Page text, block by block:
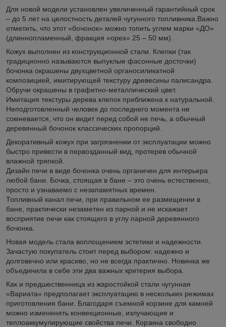
Для новой модели установлен увеличенный гарантийный срок
– до 5 лет на целостность деталей чугунного топливника.Важно
отметить, что этот «бочонок» можно топить углем марки «ДО»
(длиннопламенный, фракция «орех» 25 – 50 мм).
Кожух выполнен из конструкционной стали. Клепки (так
традиционно называются выпуклые фасонные досточки)
бочонка окрашены двухцветной органосиликатной
композицией, имитирующей текстуру древесины палисандра.
Обручи окрашены в графитно-металлический цвет.
Имитация текстуры дерева клепок приближена к натуральной.
Неподготовленный человек до последнего момента не
сомневается, что он видит перед собой не печь, а обычный
деревянный бочонок классических пропорций.
Декоративный кожух при загрязнении от эксплуатации можно
быстро привести в первозданный вид, протерев обычной
влажной тряпкой.
Дизайн печи в виде бочонка очень органичен для интерьера
любой бани. Бочка, стоящая в бане – это очень естественно,
просто и узнаваемо с незапамятных времен.
Топливный канал печи, при правильном ее размещении в
бане, практически незаметен из парной и не искажает
восприятие печи как стоящего в углу парной деревянного
бочонка.
Новая модель стала воплощением эстетики и надежности.
Зачастую покупатель стоит перед выбором: надежно и
долговечно или красиво, но не всегда практично. Новинка же
объединила в себе эти два важных критерия выбора.
Как и предшественница из жаростойкой стали чугунная
«Вариата» предполагает эксплуатацию в нескольких режимах
приготовления бани. Благодаря съемной корзине для камней
можно измененять конвекционные, излучающие и
теплоаккумулирующие свойства печи. Корзина свободно